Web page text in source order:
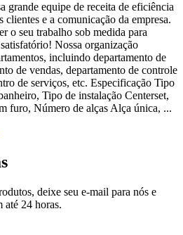
grande equipe de receita de eficiência
clientes e a comunicação da empresa.
o seu trabalho sob medida para
Nossa organização
incluindo departamento de
de vendas, departamento de controle
de serviços, etc. Especificação Tipo
Tipo de instalação Centerset,
furo, Número de alças Alça única, ...
deixe seu e-mail para nós e
até 24 horas.